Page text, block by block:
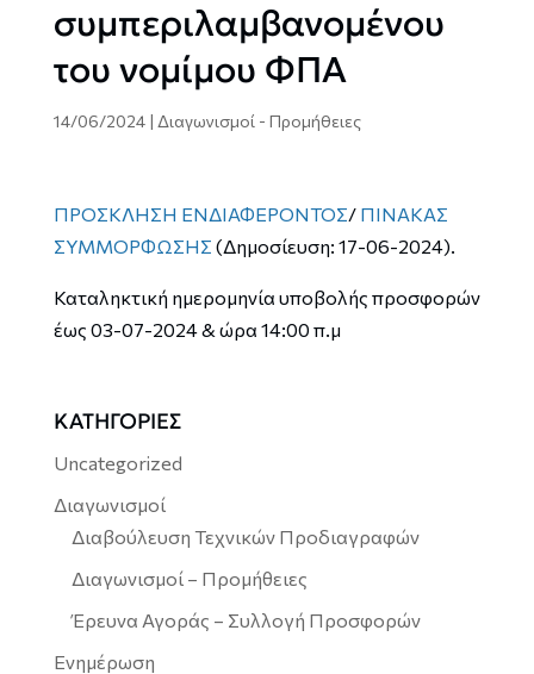
συμπεριλαμβανομένου
του νομίμου ΦΠΑ
14/06/2024| Διαγωνισμοί - Προμήθειες
ΠΡΟΣΚΛΗΣΗ ΕΝΔΙΑΦΕΡΟΝΤΟΣ/ ΠΙΝΑΚΑΣ
ΣΥΜΜΟΡΦΩΣΗΣ (Δημοσίευση: 17-06-2024).
Καταληκτική ημερομηνία υποβολής προσφορών
έως 03-07-2024 & ώρα 14:00 π.μ
ΚΑΤΗΓΟΡΙΕΣ
Uncategorized
Διαγωνισμοί
Διαβούλευση Τεχνικών Προδιαγραφών
Διαγωνισμοί – Προμήθειες
Έρευνα Αγοράς – Συλλογή Προσφορών
Ενημέρωση